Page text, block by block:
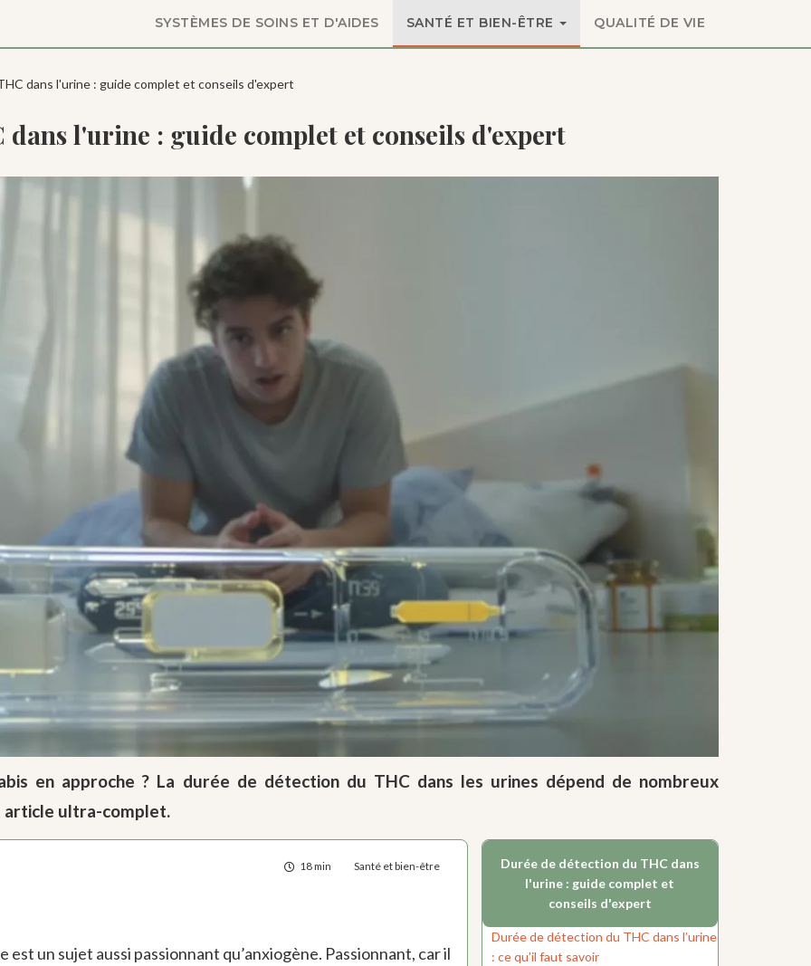
SYSTÈMES DE SOINS ET D'AIDES SANTÉ ET BIEN-ÊTRE QUALITÉ DE VIE
dans l'urine : guide complet et conseils d'expert
dans l'urine : guide complet et conseils d'expert
en approche ? La durée de détection du THC dans les urines dépend de nombreux
article ultra-complet.
18 min Santé et bien-être
un sujet aussi passionnant qu’anxiogène. Passionnant, car il
Durée de détection du THC dans
l'urine : guide complet et
conseils d'expert
Durée de détection du THC dans l’urine
: ce qu’il faut savoir